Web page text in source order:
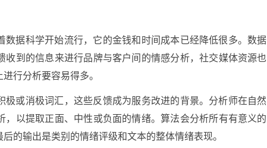
数据科学开始流行，它的金钱和时间成本已经降低很多。数据
收到的信息来进行品牌与客户间的情感分析，社交媒体资源也
行分析要容易得多。
极或消极词汇，这些反馈成为服务改进的背景。分析师在自然
以提取正面、中性或负面的情绪。算法会分析所有有意义的
的输出是类别的情绪评级和文本的整体情绪表现。